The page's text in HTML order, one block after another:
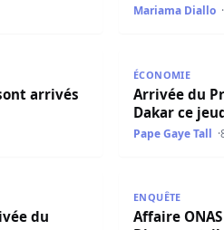
Mariama Diallo
arrivés
ÉCONOMIE
Arrivée du
Dakar ce
Pape Gaye Tall
du
Affaire ONAS
ENQUÊTE
Affaire